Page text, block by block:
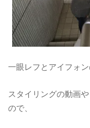
一眼レフとアイフォ
スタイリングの動画
ので、